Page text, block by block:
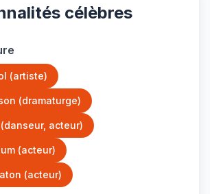
célèbres
(artiste)
(dramaturge)
acteur)
(acteur)
(acteur)